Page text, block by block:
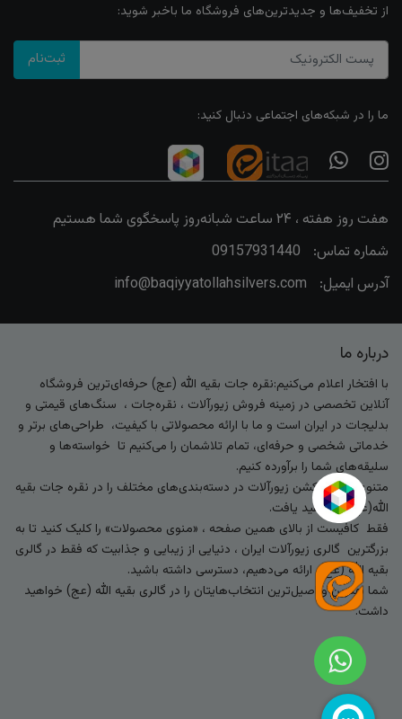
از تخفیف‌ها و جدیدترین‌های فروشگاه ما باخبر شوید:
ثبت‌نام
ما را در شبکه‌های اجتماعی دنبال کنید:
هفت روز هفته ، ۲۴ ساعت شبانه‌روز پاسخگوی شما هستیم
شماره تماس:
09157931440
آدرس ایمیل:
info@baqiyyatollahsilvers.com
درباره ما
با افتخار اعلام می‌کنیم:نقره جات بقیه الله (عج) حرفه‌ای‌ترین فروشگاه
آنلاین تخصصی در زمینه فروش زیورآلات ، نقره‌جات ، سنگ‌های قیمتی و
بدلیجات در ایران است و ما با ارائه محصولاتی با کیفیت، طراحی‌های برتر و
خدماتی شخصی و حرفه‌ای، تمام تلاشمان را می‌کنیم تا خواسته‌ها و
سلیقه‌های شما را برآورده کنیم.
متنوع‌ترین کالکشن زیورآلات در دسته‌بندی‌های مختلف را در نقره جات بقیه
الله(عج) خواهید یافت.
فقط کافیست از بالای همین صفحه ، «منوی محصولات» را کلیک کنید تا به
بزرگترین گالری زیورآلات ایران ، دنیایی از زیبایی و جذابیت که فقط در گالری
بقیه الله (عج) ارائه می‌دهیم، دسترسی داشته باشید.
شما بهترین و اصیل‌ترین انتخاب‌هایتان را در گالری بقیه الله (عج) خواهید
داشت.